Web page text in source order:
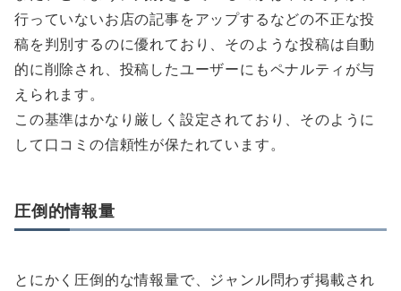
行っていないお店の記事をアップするなどの不正な投
稿を判別するのに優れており、そのような投稿は自動
的に削除され、投稿したユーザーにもペナルティが与
えられます。
この基準はかなり厳しく設定されており、そのように
して口コミの信頼性が保たれています。
圧倒的情報量
とにかく圧倒的な情報量で、ジャンル問わず掲載され